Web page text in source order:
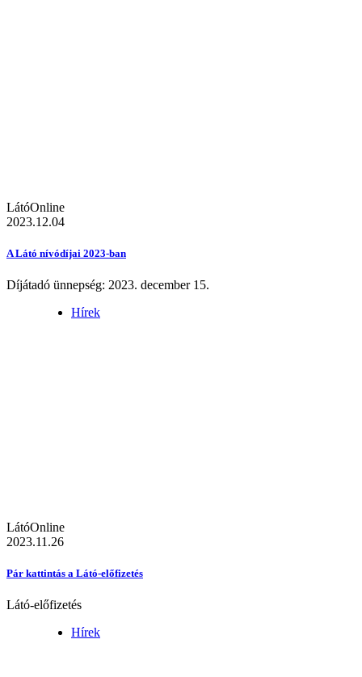
LátóOnline
2023.12.04
A Látó nívódíjai 2023-ban
Díjátadó ünnepség: 2023. december 15.
Hírek
LátóOnline
2023.11.26
Pár kattintás a Látó-előfizetés
Látó-előfizetés
Hírek